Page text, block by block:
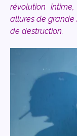
révolution
allures de grande
de destruction.